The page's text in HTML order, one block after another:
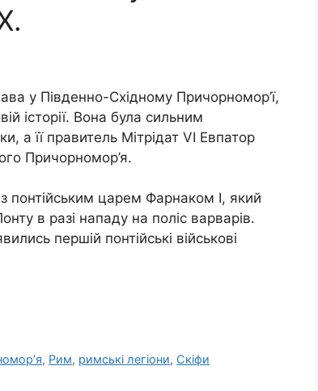
у Південно-Східному Причорномор’ї,
історії. Вона була сильним
а її правитель Мітрідат VI Евпатор
Причорномор’я.
понтійським царем Фарнаком І, який
в разі нападу на поліс варварів.
першій понтійські військові
, Рим, римські легіони, Скіфи